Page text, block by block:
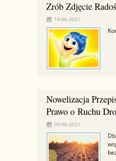
Zrób Zdjęcie
14-06-2021
Nowelizacja
Prawo o Ruchu
09-06-2021